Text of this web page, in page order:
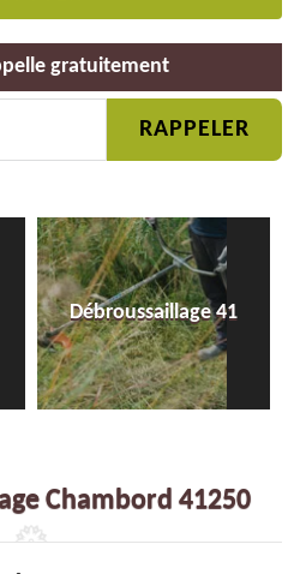
gratuitement
Débroussaillage 41
Chambord 41250